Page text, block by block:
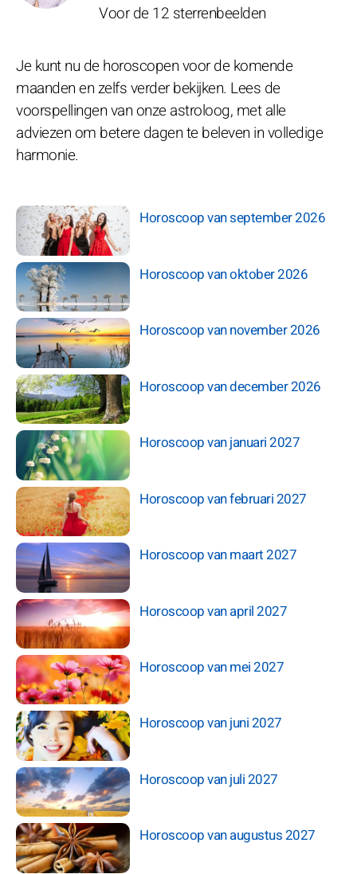
Voor de 12 sterrenbeelden
Je kunt nu de horoscopen voor de komende
maanden en zelfs verder bekijken. Lees de
voorspellingen van onze astroloog, met alle
adviezen om betere dagen te beleven in volledige
harmonie.
Horoscoop van september 2026
Horoscoop van oktober 2026
Horoscoop van november 2026
Horoscoop van december 2026
Horoscoop van januari 2027
Horoscoop van februari 2027
Horoscoop van maart 2027
Horoscoop van april 2027
Horoscoop van mei 2027
Horoscoop van juni 2027
Horoscoop van juli 2027
Horoscoop van augustus 2027